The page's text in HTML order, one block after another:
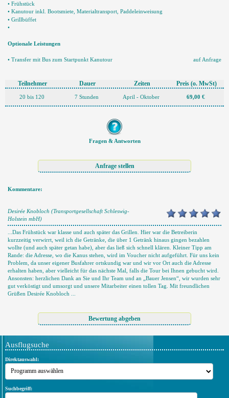
• Frühstück
• Kanutour inkl. Bootsmiete, Materialtransport, Paddeleinweisung
• Grillbüffet
•
Optionale Leistungen
• Transfer mit Bus zum Startpunkt Kanutour auf Anfrage
Teilnehmer Dauer Zeiten Preis (o. MwSt)
20 bis 120 7 Stunden April - Oktober 69,00 €
Fragen & Antworten
Kommentare:
Desirée Knobloch (Transportgesellschaft Schleswig-
Holstein mbH)
...Das Frühstück war klasse und auch später das Grillen. Hier war die Betreiberin
kurzzeitig verwirrt, weil ich die Getränke, die über 1 Getränk hinaus gingen bezahlen
wollte (und auch später getan habe), aber das ließ sich schnell klären. Kleiner Tipp am
Rande: die Adresse, wo die Kanus stehen, wird im Voucher nicht aufgeführt. Für uns kein
Problem, da unser eigener Busfahrer ortskundig war und wir vor Ort auch die Adresse
erhalten haben, aber vielleicht für das nächste Mal, falls die Tour bei Ihnen gebucht wird.
Ansonsten: herzlichen Dank an Sie und Ihr Team und an „Bauer Jensen“, wir wurden sehr
gut verköstigt und umsorgt und unsere Mitarbeiter einen tollen Tag. Mit freundlichen
Grüßen Desirée Knobloch ...
Ausflugsuche
Direktauswahl:
Suchbegriff: